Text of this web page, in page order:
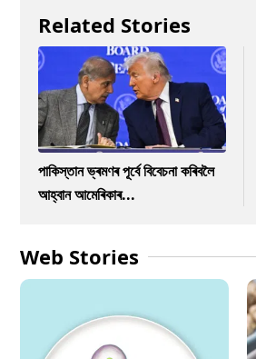
Related Stories
পাকিস্তান ভ্ৰমণৰ পূৰ্বে বিবেচনা কৰিবলৈ
আহ্বান আমেৰিকাৰ...
Web Stories